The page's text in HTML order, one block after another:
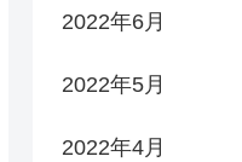
2022年6月
2022年5月
2022年4月